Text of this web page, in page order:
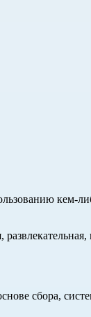
кем-
сбора,